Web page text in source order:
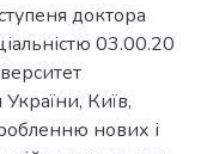
доктора
03.00.20
Київ,
нових і